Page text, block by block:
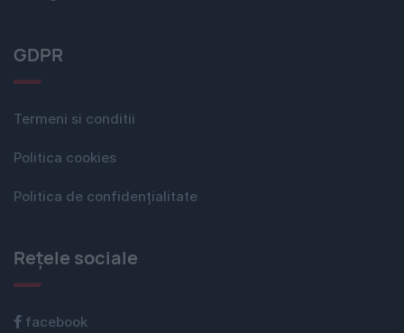
GDPR
Termeni si conditii
Politica cookies
Politica de confidențialitate
Rețele sociale
facebook